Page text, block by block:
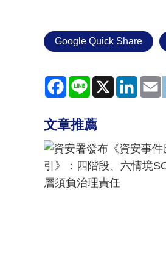
Google Quick Share
Facebook
Line X
文章推薦